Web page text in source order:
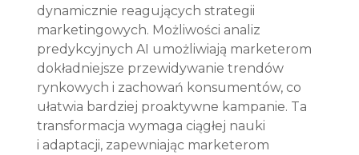
dynamicznie reagujących strategii
marketingowych. Możliwości analiz
predykcyjnych AI umożliwiają marketerom
dokładniejsze przewidywanie trendów
rynkowych i zachowań konsumentów, co
ułatwia bardziej proaktywne kampanie. Ta
transformacja wymaga ciągłej nauki
i adaptacji, zapewniając marketerom